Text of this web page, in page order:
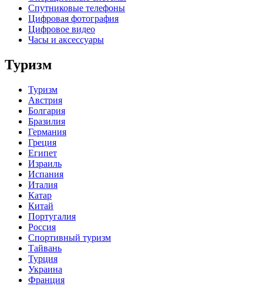
Спутниковые телефоны
Цифровая фотография
Цифровое видео
Часы и аксессуары
Туризм
Туризм
Австрия
Болгария
Бразилия
Германия
Греция
Египет
Израиль
Испания
Италия
Катар
Китай
Португалия
Россия
Спортивный туризм
Тайвань
Турция
Украина
Франция